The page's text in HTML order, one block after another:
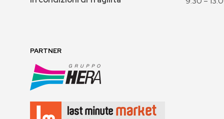
PARTNER